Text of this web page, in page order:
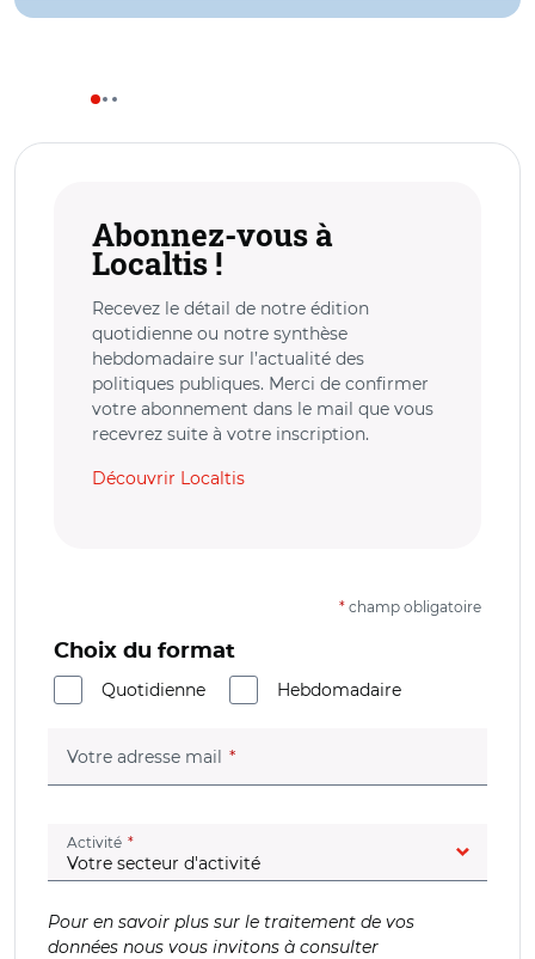
Abonnez-vous à
Localtis !
Recevez le détail de notre édition
quotidienne ou notre synthèse
hebdomadaire sur l’actualité des
politiques publiques. Merci de confirmer
votre abonnement dans le mail que vous
recevrez suite à votre inscription.
Découvrir Localtis
* champ obligatoire
Choix du format
Quotidienne
Hebdomadaire
Votre adresse mail (champ obligatoire)
Activité (champ obligatoire)
Pour en savoir plus sur le traitement de vos
données nous vous invitons à consulter